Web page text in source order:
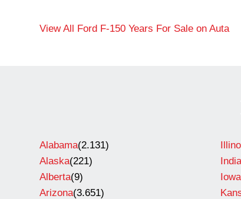
View All Ford F-150 Years For Sale on Auta
Alabama(2.131)
Alaska(221)
Alberta(9)
Arizona(3.651)
Iowa